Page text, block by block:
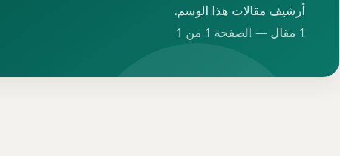
أرشيف مقالات هذا الوسم.
1 مقال — الصفحة 1 من 1